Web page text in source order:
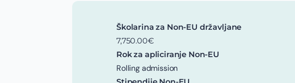
Školarina za Non-EU državljane
7,750.00€
Rok za apliciranje Non-EU
Rolling admission